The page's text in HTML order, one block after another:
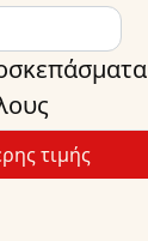
τιμής